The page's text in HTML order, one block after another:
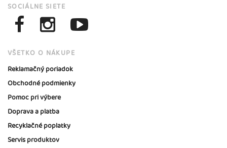
SOCIÁLNE SIETE
VŠETKO O NÁKUPE
Reklamačný poriadok
Obchodné podmienky
Pomoc pri výbere
Doprava a platba
Recyklačné poplatky
Servis produktov